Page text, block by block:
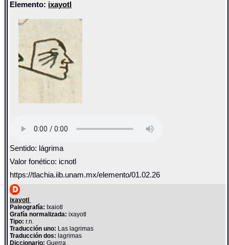
Elemento: ixayotl
Sentido: lágrima
Valor fonético: icnotl
https://tlachia.iib.unam.mx/elemento/01.02.26
ixayotl
Paleografía: Ixaiotl
Grafía normalizada: ixayotl
Tipo: r.n.
Traducción uno: Las lagrimas
Traducción dos: lagrimas
Diccionario:Guerra